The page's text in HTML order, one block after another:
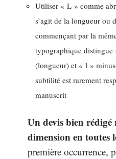
Utiliser « L » comme
s’agit de la longueur ou
commençant par la
typographique
(longueur) et « l »
subtilité est rarement
manuscrit
Un devis bien rédigé
dimension en toutes
première occurrence,